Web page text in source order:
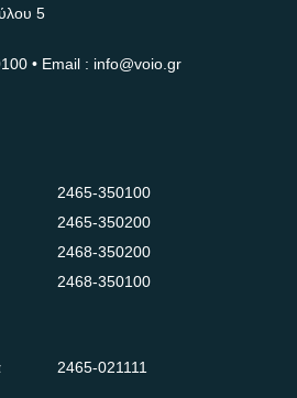
5
• Email : info@voio.gr
2465-350100
2465-350200
2468-350200
2468-350100
2465-021111